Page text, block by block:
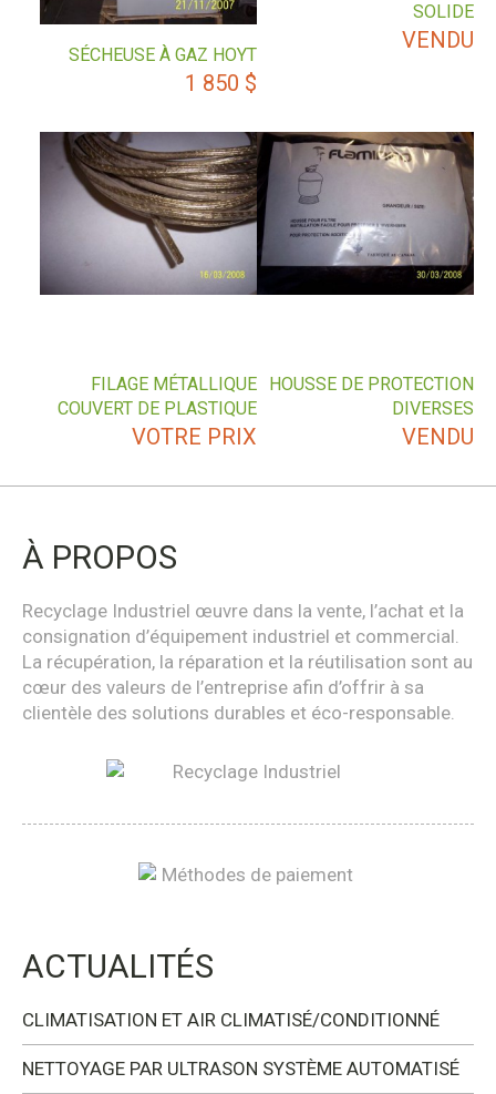
SOLIDE
VENDU
SÉCHEUSE À GAZ HOYT
1 850 $
HOUSSE DE PROTECTION
DIVERSES
VENDU
FILAGE MÉTALLIQUE
COUVERT DE PLASTIQUE
VOTRE PRIX
À PROPOS
Recyclage Industriel œuvre dans la vente, l’achat et la
consignation d’équipement industriel et commercial.
La récupération, la réparation et la réutilisation sont au
cœur des valeurs de l’entreprise afin d’offrir à sa
clientèle des solutions durables et éco-responsable.
ACTUALITÉS
CLIMATISATION ET AIR CLIMATISÉ/CONDITIONNÉ
NETTOYAGE PAR ULTRASON SYSTÈME AUTOMATISÉ